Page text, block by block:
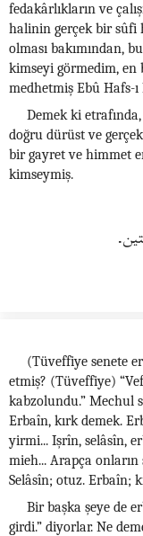
fedakârlıkların ve
halinin gerçek bir sûfi
olması bakımından,
kimseyi görmedim,
medhetmiş Ebû Hafs-
Demek ki
doğru dürüst ve
bir gayret ve himmet
kimseymiş.
(Tüveffiye senete
etmiş? (Tüveffiye)
kabzolundu.” Mechul
Erbaîn, kırk demek.
yirmi... Işrîn, selâsîn,
mieh... Arapça
Selâsîn; otuz. Erbaîn;
Bir başka şeye de
girdi.” diyorlar. Ne